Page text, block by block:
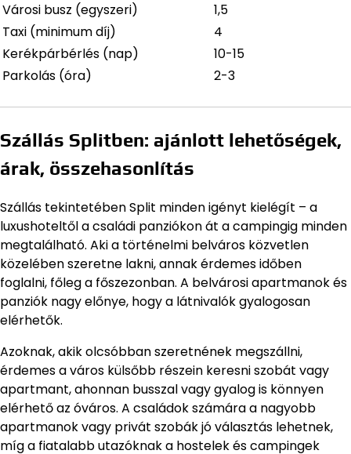
Városi busz (egyszeri)
1,5
Taxi (minimum díj)
4
Kerékpárbérlés (nap)
10-15
Parkolás (óra)
2-3
Szállás Splitben: ajánlott lehetőségek,
árak, összehasonlítás
Szállás tekintetében Split minden igényt kielégít – a
luxushoteltől a családi panziókon át a campingig minden
megtalálható. Aki a történelmi belváros közvetlen
közelében szeretne lakni, annak érdemes időben
foglalni, főleg a főszezonban. A belvárosi apartmanok és
panziók nagy előnye, hogy a látnivalók gyalogosan
elérhetők.
Azoknak, akik olcsóbban szeretnének megszállni,
érdemes a város külsőbb részein keresni szobát vagy
apartmant, ahonnan busszal vagy gyalog is könnyen
elérhető az óváros. A családok számára a nagyobb
apartmanok vagy privát szobák jó választás lehetnek,
míg a fiatalabb utazóknak a hostelek és campingek